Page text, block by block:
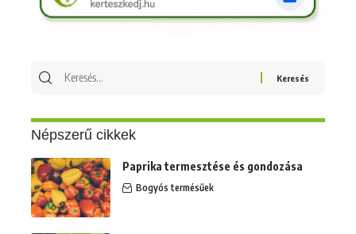
Keresés
Népszerű cikkek
Paprika termesztése és gondozása
Bogyós termésűek